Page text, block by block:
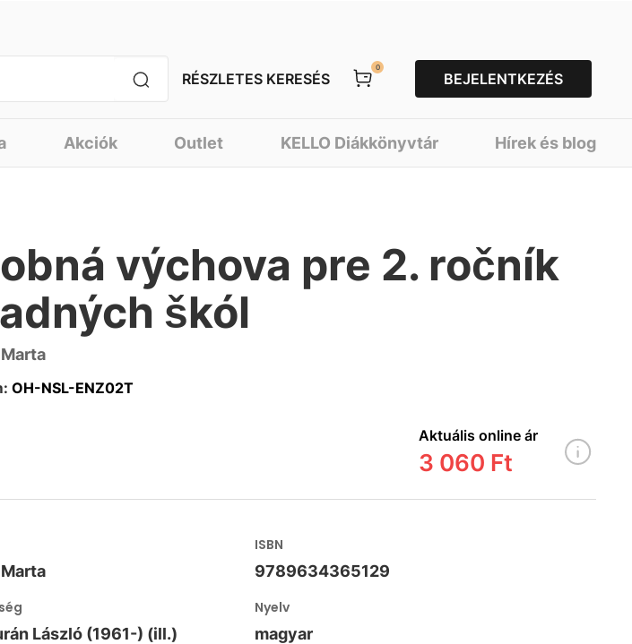
RÉSZLETES KERESÉS
0
BEJELENTKEZÉS
Akciók Outlet KELLO Diákkönyvtár Hírek és blog
výchova pre 2. ročník
škól
OH-NSL-ENZ02T
Aktuális online ár
3 060 Ft
ISBN
9789634365129
László (1961-) (ill.)
Nyelv
magyar